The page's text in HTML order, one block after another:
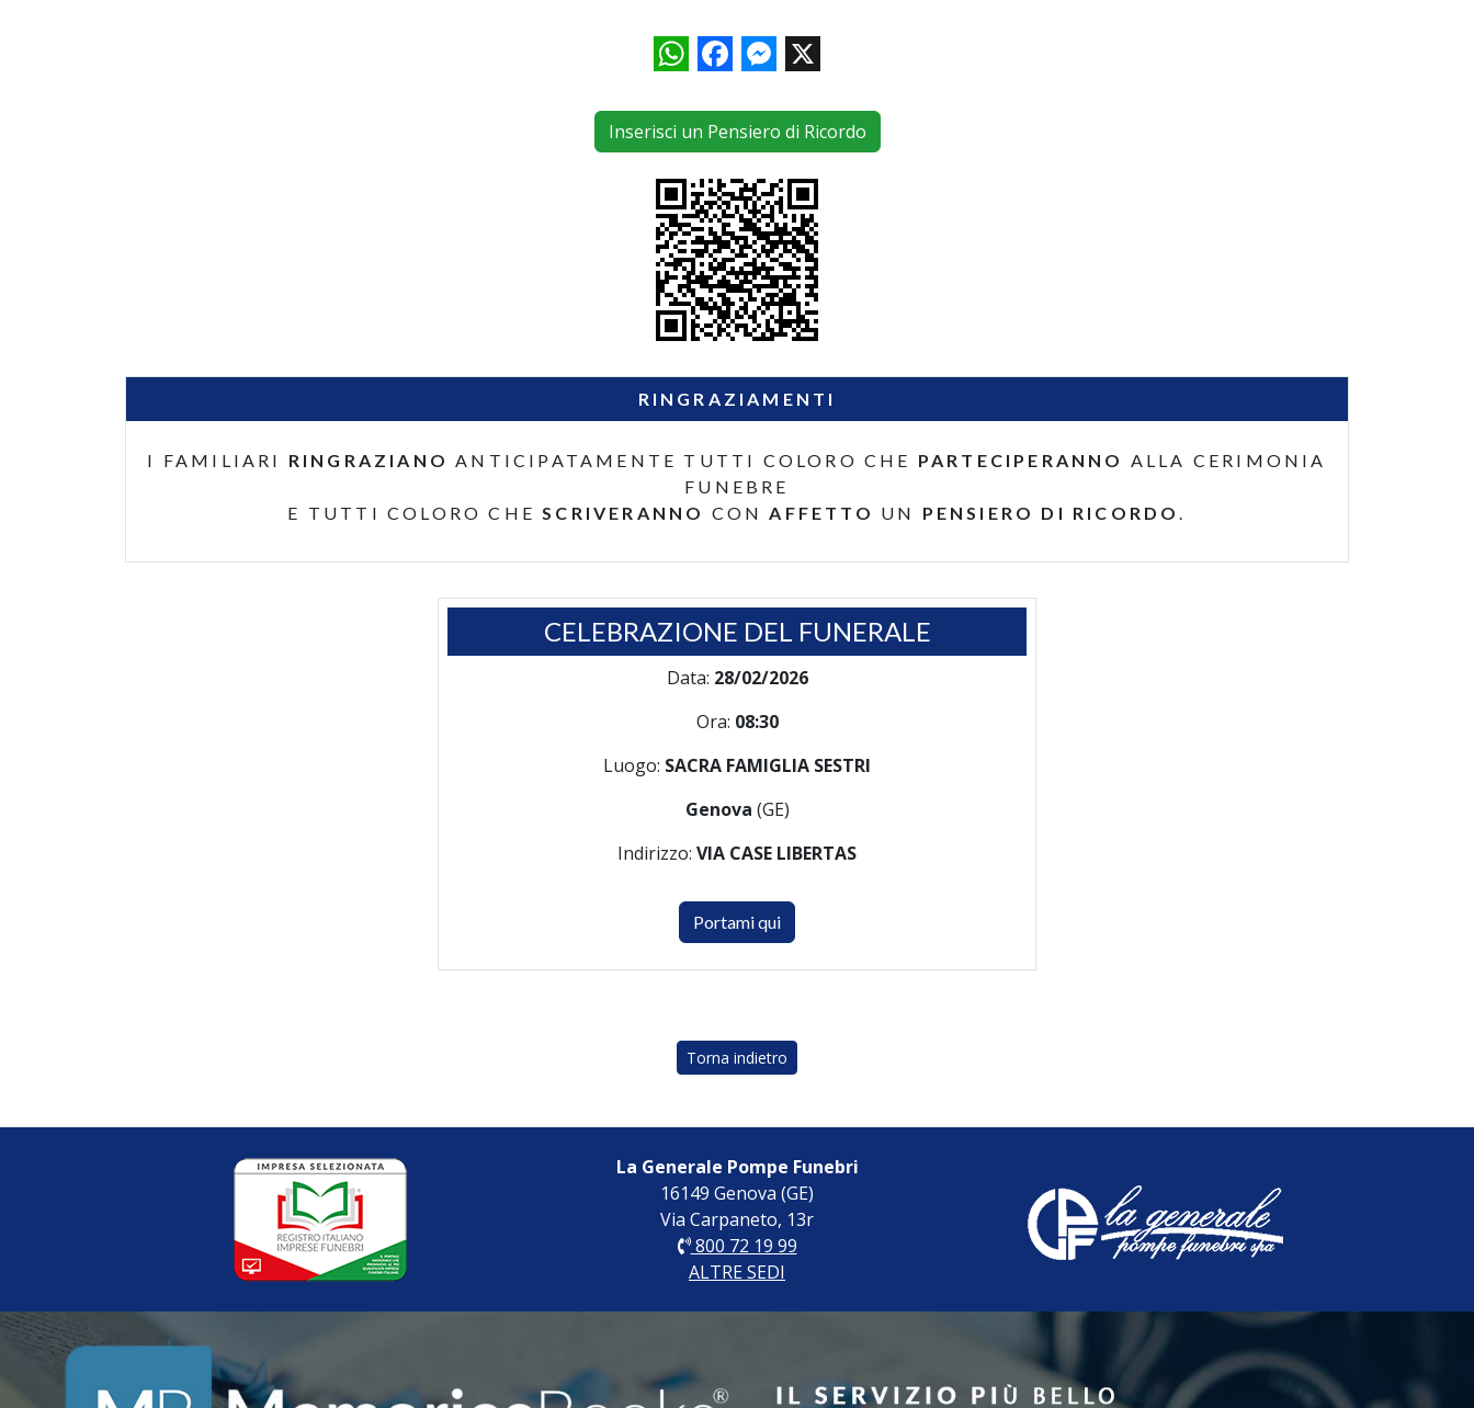
WhatsAppFacebookMessenger
X
Inserisci un Pensiero di Ricordo
RINGRAZIAMENTI
I FAMILIARI RINGRAZIANO ANTICIPATAMENTE TUTTI COLORO CHE PARTECIPERANNO ALLA CERIMONIA
FUNEBRE
E TUTTI COLORO CHESCRIVERANNO CONAFFETTO UN PENSIERO DI RICORDO.
CELEBRAZIONE DEL FUNERALE
Data: 28/02/2026
Ora: 08:30
Luogo: SACRA FAMIGLIA SESTRI
Genova (GE)
Indirizzo: VIA CASE LIBERTAS
Portami qui
Torna indietro
La Generale Pompe Funebri
16149 Genova (GE)
Via Carpaneto, 13r
800 72 19 99
ALTRE SEDI